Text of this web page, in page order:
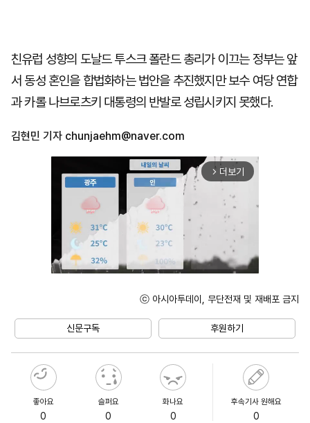
친유럽 성향의 도날드 투스크 폴란드 총리가 이끄는 정부는 앞
서 동성 혼인을 합법화하는 법안을 추진했지만 보수 여당 연합
과 카롤 나브로츠키 대통령의 반발로 성립시키지 못했다.
김현민 기자 chunjaehm@naver.com
arrow_forward_ios 더보기
ⓒ 아시아투데이, 무단전재 및 재배포 금지
신문구독 후원하기
좋아요
0
슬퍼요
0
화나요
0
후속기사 원해요
0